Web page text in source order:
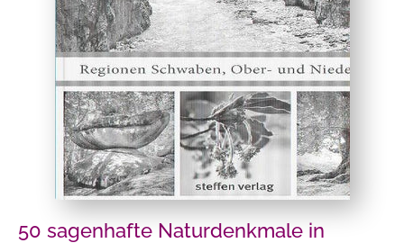
50 sagenhafte Naturdenkmale in